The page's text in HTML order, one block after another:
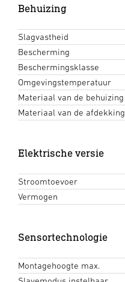
Behuizing
Slagvastheid
Bescherming
Beschermingsklasse
Omgevingstemperatuur
Materiaal van de behuizing
Materiaal van de afdekking
Elektrische versie
Stroomtoevoer
Vermogen
Sensortechnologie
Montagehoogte max.